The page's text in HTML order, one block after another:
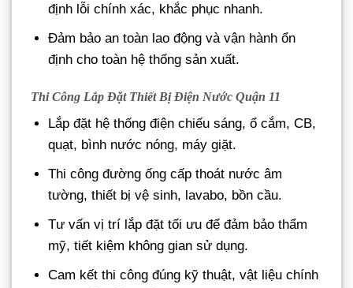
định lỗi chính xác, khắc phục nhanh.
Đảm bảo an toàn lao động và vận hành ổn
định cho toàn hệ thống sản xuất.
Thi Công Lắp Đặt Thiết Bị Điện Nước Quận 11
Lắp đặt hệ thống điện chiếu sáng, ổ cắm, CB,
quạt, bình nước nóng, máy giặt.
Thi công đường ống cấp thoát nước âm
tường, thiết bị vệ sinh, lavabo, bồn cầu.
Tư vấn vị trí lắp đặt tối ưu để đảm bảo thẩm
mỹ, tiết kiệm không gian sử dụng.
Cam kết thi công đúng kỹ thuật, vật liệu chính